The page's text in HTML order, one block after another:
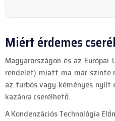
Miért érdemes
Magyarországon és az Európai
rendelet) miatt ma már szinte
az turbós vagy kéményes nyílt
kazánra cserélhető.
A Kondenzációs Technológia